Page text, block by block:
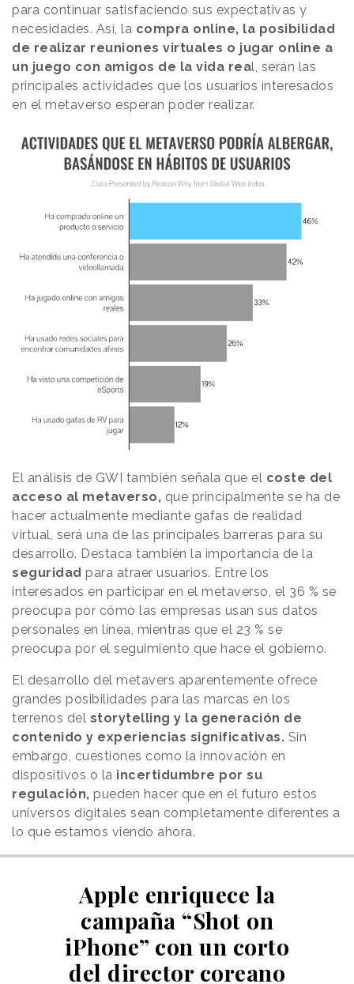
para continuar satisfaciendo sus expectativas y
necesidades. Así, la compra online, la posibilidad
de realizar reuniones virtuales o jugar online a
un juego con amigos de la vida real, serán las
principales actividades que los usuarios interesados
en el metaverso esperan poder realizar.
El análisis de GWI también señala que el coste del
acceso al metaverso, que principalmente se ha de
hacer actualmente mediante gafas de realidad
virtual, será una de las principales barreras para su
desarrollo. Destaca también la importancia de la
seguridad para atraer usuarios. Entre los
interesados ​​en participar en el metaverso, el 36 % se
preocupa por cómo las empresas usan sus datos
personales en línea, mientras que el 23 % se
preocupa por el seguimiento que hace el gobierno.
El desarrollo del metavers aparentemente ofrece
grandes posibilidades para las marcas en los
terrenos del storytelling y la generación de
contenido y experiencias significativas. Sin
embargo, cuestiones como la innovación en
dispositivos o la incertidumbre por su
regulación, pueden hacer que en el futuro estos
universos digitales sean completamente diferentes a
lo que estamos viendo ahora.
Apple enriquece la
campaña “Shot on
iPhone” con un corto
del director coreano